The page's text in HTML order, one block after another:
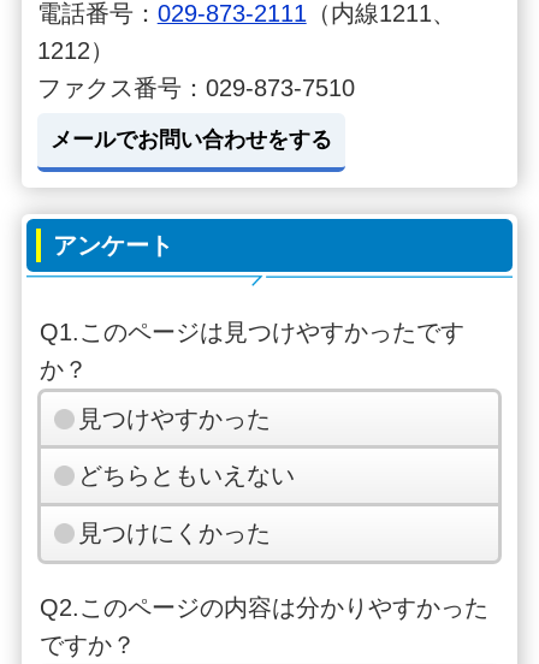
電話番号： 029-873-2111 （内線1211、
1212）
ファクス番号：029-873-7510
メールでお問い合わせをする
アンケート
Q1.このページは見つけやすかったです
か？
見つけやすかった
どちらともいえない
見つけにくかった
Q2.このページの内容は分かりやすかった
ですか？